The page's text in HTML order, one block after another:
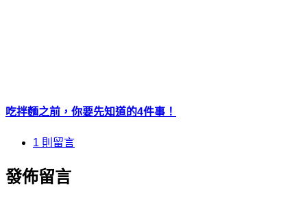
吃拌麵之前，你要先知道的4件事！
1 則留言
發佈留言